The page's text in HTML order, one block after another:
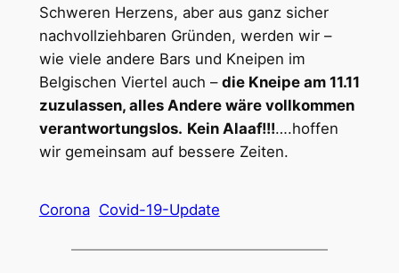
Schweren Herzens, aber aus ganz sicher
nachvollziehbaren Gründen, werden wir –
wie viele andere Bars und Kneipen im
Belgischen Viertel auch – die Kneipe am 11.11
zuzulassen, alles Andere wäre vollkommen
verantwortungslos. Kein Alaaf!!!….hoffen
wir gemeinsam auf bessere Zeiten.
Corona Covid-19-Update